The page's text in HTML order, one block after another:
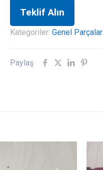
Teklif Alın
Kategoriler:Genel Parçalar
Paylaş